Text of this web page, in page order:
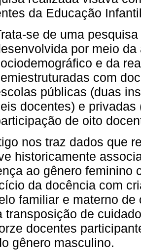
da Educação
se de uma
por meio
e da
com
públicas (duas
docentes) e
de oito
nos traz dados que
historicamente
ao gênero feminino
da docência com
familiar e materno
transposição de
docentes
gênero masculino.